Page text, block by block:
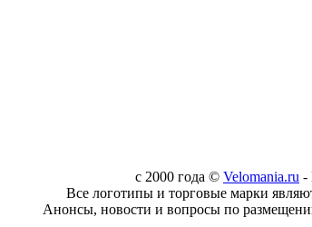
c 2000 года © Velomania.ru -
Все логотипы и торговые марки
Анонсы, новости и вопросы по